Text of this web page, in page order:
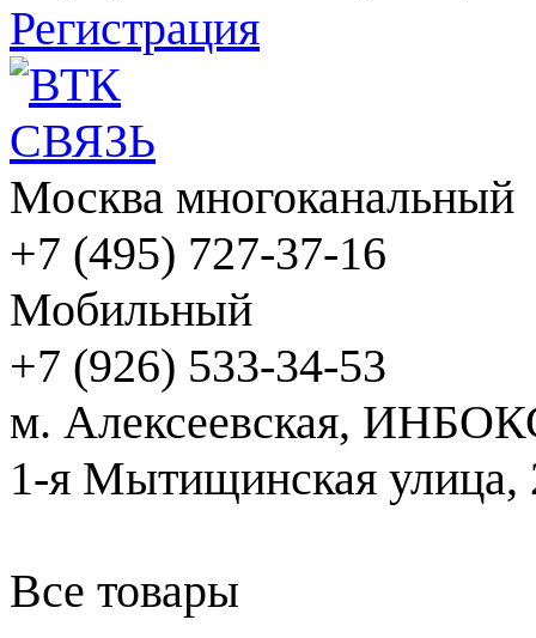
Регистрация
Москва многоканальный
+7 (495) 727-37-16
Мобильный
+7 (926) 533-34-53
м. Алексеевская,
1-я Мытищинская улица,
Все товары